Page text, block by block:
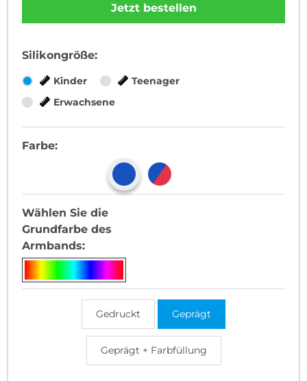
Jetzt bestellen
Silikongröße:
Kinder
Teenager
Erwachsene
Farbe:
Wählen Sie die
Grundfarbe des
Armbands:
Gedruckt Geprägt
Geprägt + Farbfüllung